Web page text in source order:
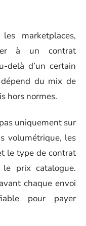
marketplaces,
à un contrat
delà d’un certain
du mix de
hors normes.
uniquement sur
volumétrique, les
le type de contrat
prix catalogue.
chaque envoi
pour payer